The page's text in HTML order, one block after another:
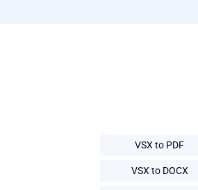
VSX to PDF
VSX to DOCX